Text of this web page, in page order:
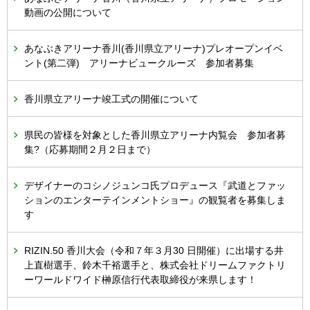
動画の公開について
あなぶきアリーナ香川(香川県立アリーナ)プレオープンイベ
ント(第二弾) アリーナビュークルーズ 参加者募集
香川県立アリーナ竣工式の開催について
県民の皆様を対象とした香川県立アリーナ内覧会 参加者募
集?（応募期間２月２日まで）
デザイナーのコシノジュンコ氏プロデュース『武道とファッ
ションのエンターテインメントショー』の観覧者を募集しま
す
RIZIN.50 香川大会（令和７年３月30 日開催）に出場する井
上直樹選手、鈴木千裕選手と、株式会社ドリームファクトリ
ーワールドワイド榊原信行代表取締役が来県します！